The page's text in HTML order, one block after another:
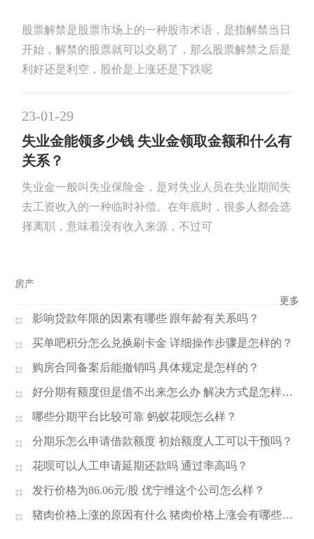
股票解禁是股票市场上的一种股市术语，是指解禁当日
开始，解禁的股票就可以交易了，那么股票解禁之后是
利好还是利空，股价是上涨还是下跌呢
23-01-29
失业金能领多少钱 失业金领取金额和什么有
关系？
失业金一般叫失业保险金，是对失业人员在失业期间失
去工资收入的一种临时补偿。在年底时，很多人都会选
择离职，意味着没有收入来源，不过可
房产
更多
影响贷款年限的因素有哪些 跟年龄有关系吗？
买单吧积分怎么兑换刷卡金 详细操作步骤是怎样的？
购房合同备案后能撤销吗 具体规定是怎样的？
好分期有额度但是借不出来怎么办 解决方式是怎样的？
哪些分期平台比较可靠 蚂蚁花呗怎么样？
分期乐怎么申请借款额度 初始额度人工可以干预吗？
花呗可以人工申请延期还款吗 通过率高吗？
发行价格为86.06元/股 优宁维这个公司怎么样？
猪肉价格上涨的原因有什么 猪肉价格上涨会有哪些影响？